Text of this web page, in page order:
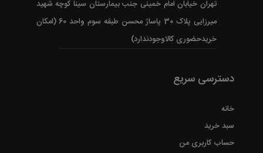
تهران خیابان امام خمینی جنب بیمارستان سینا کوچه شهید
میرزایی پلاک 30 پاساژ محسن طبقه سوم واحد 60 (امکان
خریدحضوری کالاوجودندارد)
دسترسی سریع
خانه
سبد خرید
حساب کاربری من